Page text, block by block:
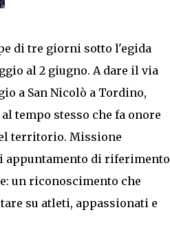
di tre giorni sotto l'egida
al 2 giugno. A dare il via
a San Nicolò a Tordino,
tempo stesso che fa onore
territorio. Missione
appuntamento di riferimento
un riconoscimento che
su atleti, appassionati e